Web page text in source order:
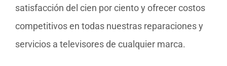
satisfacción del cien por ciento y ofrecer costos
competitivos en todas nuestras reparaciones y
servicios a televisores de cualquier marca.